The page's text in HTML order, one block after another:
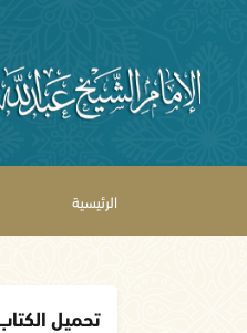
الرئيسية
تحميل